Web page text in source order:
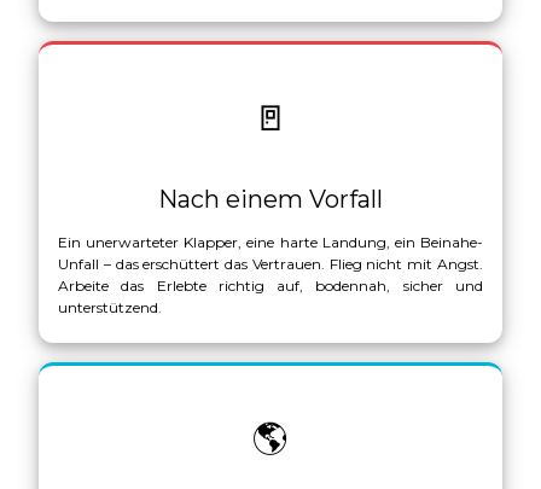
🚪
Nach einem Vorfall
Ein unerwarteter Klapper, eine harte Landung, ein Beinahe-
Unfall – das erschüttert das Vertrauen. Flieg nicht mit Angst.
Arbeite das Erlebte richtig auf, bodennah, sicher und
unterstützend.
🌎